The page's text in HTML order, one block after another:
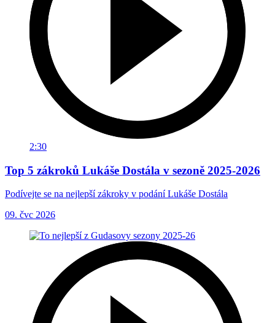
2:30
Top 5 zákroků Lukáše Dostála v sezoně 2025-2026
Podívejte se na nejlepší zákroky v podání Lukáše Dostála
09. čvc 2026